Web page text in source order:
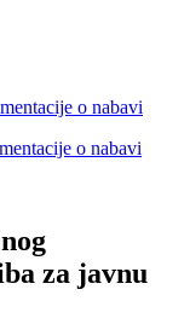
o nabavi
o nabavi
za javnu